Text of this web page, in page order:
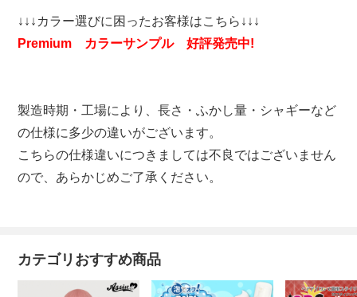
↓↓↓カラー選びに困ったお客様はこちら↓↓↓
Premium カラーサンプル 好評発売中!
製造時期・工場により、長さ・ふかし量・シャギーなど
の仕様に多少の違いがございます。
こちらの仕様違いにつきましては不良ではございません
ので、あらかじめご了承ください。
カテゴリおすすめ商品